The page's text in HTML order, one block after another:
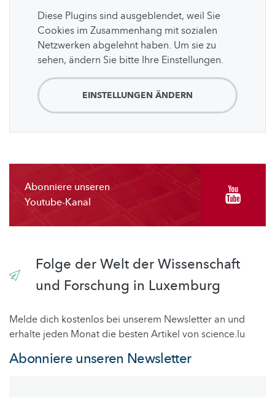
Diese Plugins sind ausgeblendet, weil Sie
Cookies im Zusammenhang mit sozialen
Netzwerken abgelehnt haben. Um sie zu
sehen, ändern Sie bitte Ihre Einstellungen.
EINSTELLUNGEN ÄNDERN
Abonniere unseren
Youtube-Kanal
Folge der Welt der Wissenschaft
und Forschung in Luxemburg
Melde dich kostenlos bei unserem Newsletter an und
erhalte jeden Monat die besten Artikel von science.lu
Abonniere unseren Newsletter